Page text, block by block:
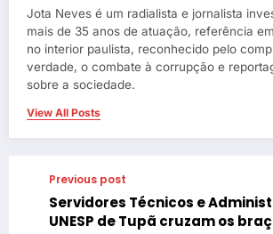
Jota Neves é um radialista e jornalista
mais de 35 anos de atuação, referência
no interior paulista, reconhecido pelo
verdade, o combate à corrupção e
sobre a sociedade.
View All Posts
Previous post
Servidores Técnicos e
UNESP de Tupã cruzam os